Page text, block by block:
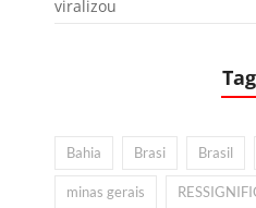
viralizou
Bahia Brasi Brasil
minas gerais